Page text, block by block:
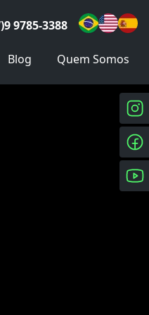
itens)
9785-3388
Blog Quem Somos